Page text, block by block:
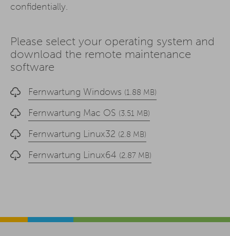
confidentially.
Please select your operating system and
download the remote maintenance
software
Fernwartung Windows (1.88 MB)
Fernwartung Mac OS (3.51 MB)
Fernwartung Linux32 (2.8 MB)
Fernwartung Linux64 (2.87 MB)